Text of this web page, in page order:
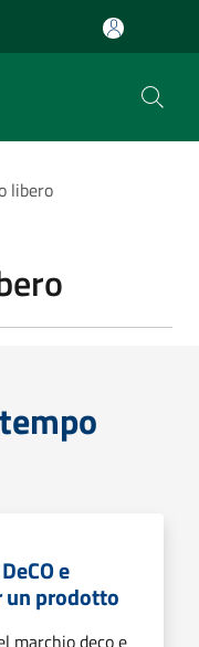
libero
e
un prodotto
marchio deco e